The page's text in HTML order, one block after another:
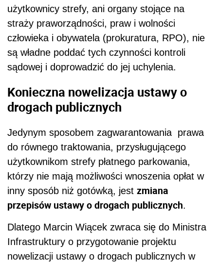
użytkownicy strefy, ani organy stojące na
straży praworządności, praw i wolności
człowieka i obywatela (prokuratura, RPO), nie
są władne poddać tych czynności kontroli
sądowej i doprowadzić do jej uchylenia.
Konieczna nowelizacja ustawy o
drogach publicznych
Jedynym sposobem zagwarantowania prawa
do równego traktowania, przysługującego
użytkownikom strefy płatnego parkowania,
którzy nie mają możliwości wnoszenia opłat w
inny sposób niż gotówką, jest zmiana
przepisów ustawy o drogach publicznych.
Dlatego Marcin Wiącek zwraca się do Ministra
Infrastruktury o przygotowanie projektu
nowelizacji ustawy o drogach publicznych w